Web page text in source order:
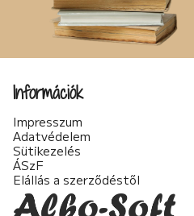
Információk
Impresszum
Adatvédelem
Sütikezelés
ÁSzF
Elállás a szerződéstől